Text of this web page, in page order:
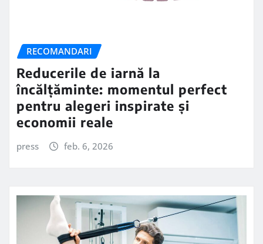
RECOMANDARI
Reducerile de iarnă la
încălțăminte: momentul perfect
pentru alegeri inspirate și
economii reale
press feb. 6, 2026